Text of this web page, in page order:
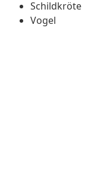
Schildkröte
Vogel